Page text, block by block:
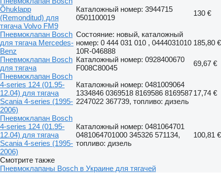
Õhuklapp
(Remonditud) для
тягача Volvo FM9
Каталожный номер: 3944715
0501100019
130 €
Пневмоклапан Bosch
для тягача Mercedes-
Benz
Состояние: новый, каталожный
номер: 0 444 031 010 , 0444031010
10R-046888
185,80 €
Пневмоклапан Bosch
для тягача
Каталожный номер: 0928400670
F008C80045
69,67 €
Пневмоклапан Bosch
4-series 124 (01.95-
12.04) для тягача
Scania 4-series (1995-
2006)
Каталожный номер: 0481009064
1334846 0369518 8169586 8169587
2247022 367739, топливо: дизель
17,74 €
Пневмоклапан Bosch
4-series 124 (01.95-
12.04) для тягача
Scania 4-series (1995-
2006)
Каталожный номер: 0481064701
0481064701000 345326 571134,
топливо: дизель
100,81 €
Смотрите также
Пневмоклапаны Bosch в Украине для тягачей